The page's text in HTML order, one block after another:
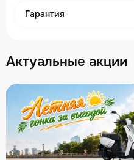
Гарантия
Актуальные акции